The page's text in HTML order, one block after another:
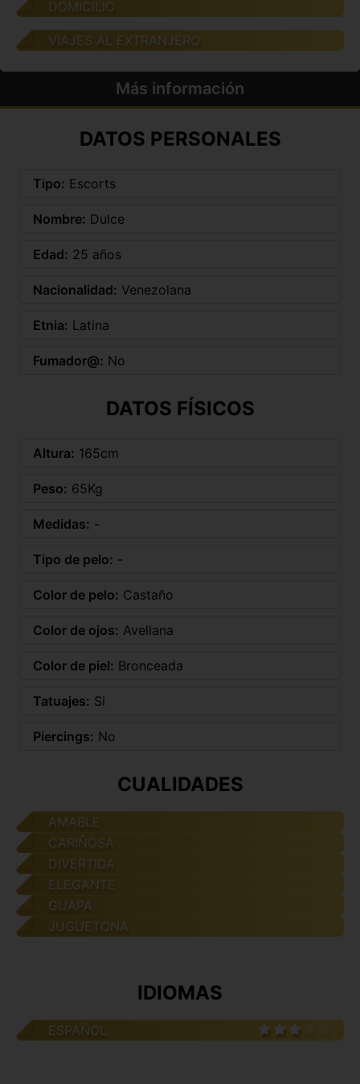
DOMICILIO
VIAJES AL EXTRANJERO
Más información
DATOS PERSONALES
Tipo: Escorts
Nombre: Dulce
Edad: 25 años
Nacionalidad: Venezolana
Etnia: Latina
Fumador@: No
DATOS FÍSICOS
Altura: 165cm
Peso: 65Kg
Medidas: -
Tipo de pelo: -
Color de pelo: Castaño
Color de ojos: Avellana
Color de piel: Bronceada
Tatuajes: Si
Piercings: No
CUALIDADES
AMABLE
CARIÑOSA
DIVERTIDA
ELEGANTE
GUAPA
JUGUETONA
IDIOMAS
ESPAÑOL